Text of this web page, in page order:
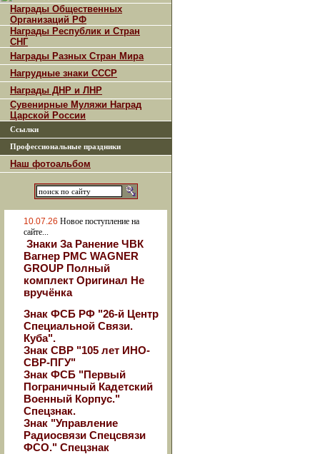
Награды Общественных
Организаций РФ
Награды Республик и Стран
СНГ
Награды Разных Стран Мира
Нагрудные знаки СССР
Награды ДНР и ЛНР
Сувенирные Муляжи Наград
Царской России
Ссылки
Профессиональные праздники
Наш фотоальбом
10.07.26 Новое поступление на
сайте...
Знаки За Ранение ЧВК
Вагнер РМС WAGNER
GROUP Полный
комплект Оригинал Не
вручёнка
Знак ФСБ РФ "26-й Центр
Специальной Связи.
Куба".
Знак СВР "105 лет ИНО-
СВР-ПГУ"
Знак ФСБ "Первый
Пограничный Кадетский
Военный Корпус."
Спецзнак.
Знак "Управление
Радиосвязи Спецсвязи
ФСО." Спецзнак